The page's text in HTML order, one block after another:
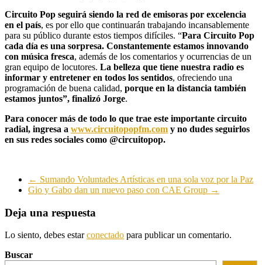
Circuito Pop seguirá siendo la red de emisoras por excelencia
en el país, es por ello que continuarán trabajando incansablemente
para su público durante estos tiempos difíciles. “Para Circuito Pop
cada día es una sorpresa. Constantemente estamos innovando
con música fresca, además de los comentarios y ocurrencias de un
gran equipo de locutores. La belleza que tiene nuestra radio es
informar y entretener en todos los sentidos, ofreciendo una
programación de buena calidad, porque en la distancia también
estamos juntos”, finalizó Jorge.
Para conocer más de todo lo que trae este importante circuito
radial, ingresa a www.circuitopopfm.com y no dudes seguirlos
en sus redes sociales como @circuitopop.
← Sumando Voluntades Artísticas en una sola voz por la Paz
Gio y Gabo dan un nuevo paso con CAE Group →
Deja una respuesta
Lo siento, debes estarconectado para publicar un comentario.
Buscar